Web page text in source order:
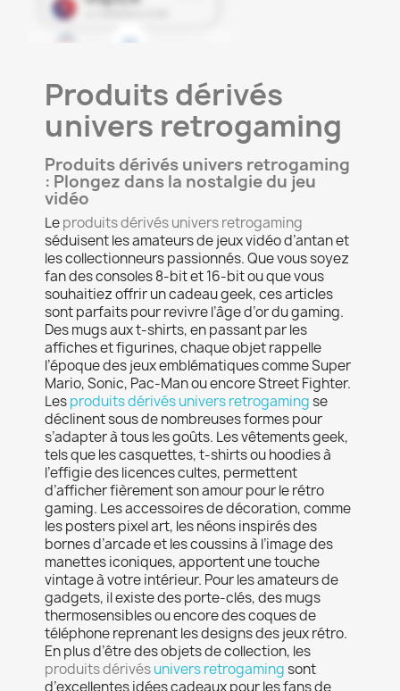
Produits dérivés
univers retrogaming
Produits dérivés univers retrogaming
: Plongez dans la nostalgie du jeu
vidéo
Leproduits dérivés univers retrogaming
séduisent les amateurs de jeux vidéo d’antan et
les collectionneurs passionnés. Que vous soyez
fan des consoles 8-bit et 16-bit ou que vous
souhaitiez offrir un cadeau geek, ces articles
sont parfaits pour revivre l’âge d’or du gaming.
Des mugs aux t-shirts, en passant par les
affiches et figurines, chaque objet rappelle
l’époque des jeux emblématiques comme Super
Mario, Sonic, Pac-Man ou encore Street Fighter.
Lesproduits dérivés univers retrogamingse
déclinent sous de nombreuses formes pour
s’adapter à tous les goûts. Les vêtements geek,
tels que les casquettes, t-shirts ou hoodies à
l’effigie des licences cultes, permettent
d’afficher fièrement son amour pour le rétro
gaming. Les accessoires de décoration, comme
les posters pixel art, les néons inspirés des
bornes d’arcade et les coussins à l’image des
manettes iconiques, apportent une touche
vintage à votre intérieur. Pour les amateurs de
gadgets, il existe des porte-clés, des mugs
thermosensibles ou encore des coques de
téléphone reprenant les designs des jeux rétro.
En plus d’être des objets de collection, les
produits dérivésunivers retrogamingsont
d’excellentes idées cadeaux pour les fans de